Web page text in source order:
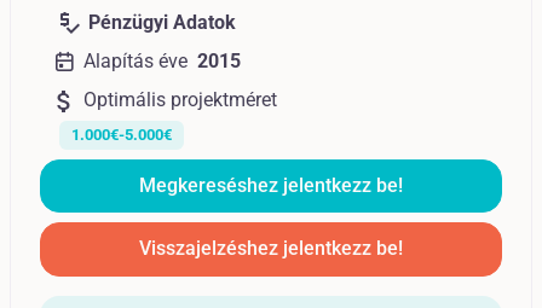
price_check Pénzügyi Adatok
Alapítás éve 2015
attach_money Optimális projektméret
1.000€-5.000€
Megkereséshez jelentkezz be!
Visszajelzéshez jelentkezz be!